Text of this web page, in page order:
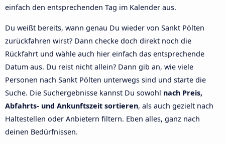
einfach den entsprechenden Tag im Kalender aus.
Du weißt bereits, wann genau Du wieder von Sankt Pölten
zurückfahren wirst? Dann checke doch direkt noch die
Rückfahrt und wähle auch hier einfach das entsprechende
Datum aus. Du reist nicht allein? Dann gib an, wie viele
Personen nach Sankt Pölten unterwegs sind und starte die
Suche. Die Suchergebnisse kannst Du sowohl nach Preis,
Abfahrts- und Ankunftszeit sortieren, als auch gezielt nach
Haltestellen oder Anbietern filtern. Eben alles, ganz nach
deinen Bedürfnissen.